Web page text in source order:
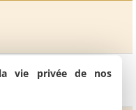
vie privée de nos